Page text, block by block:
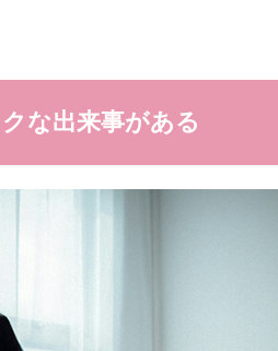
な出来事がある